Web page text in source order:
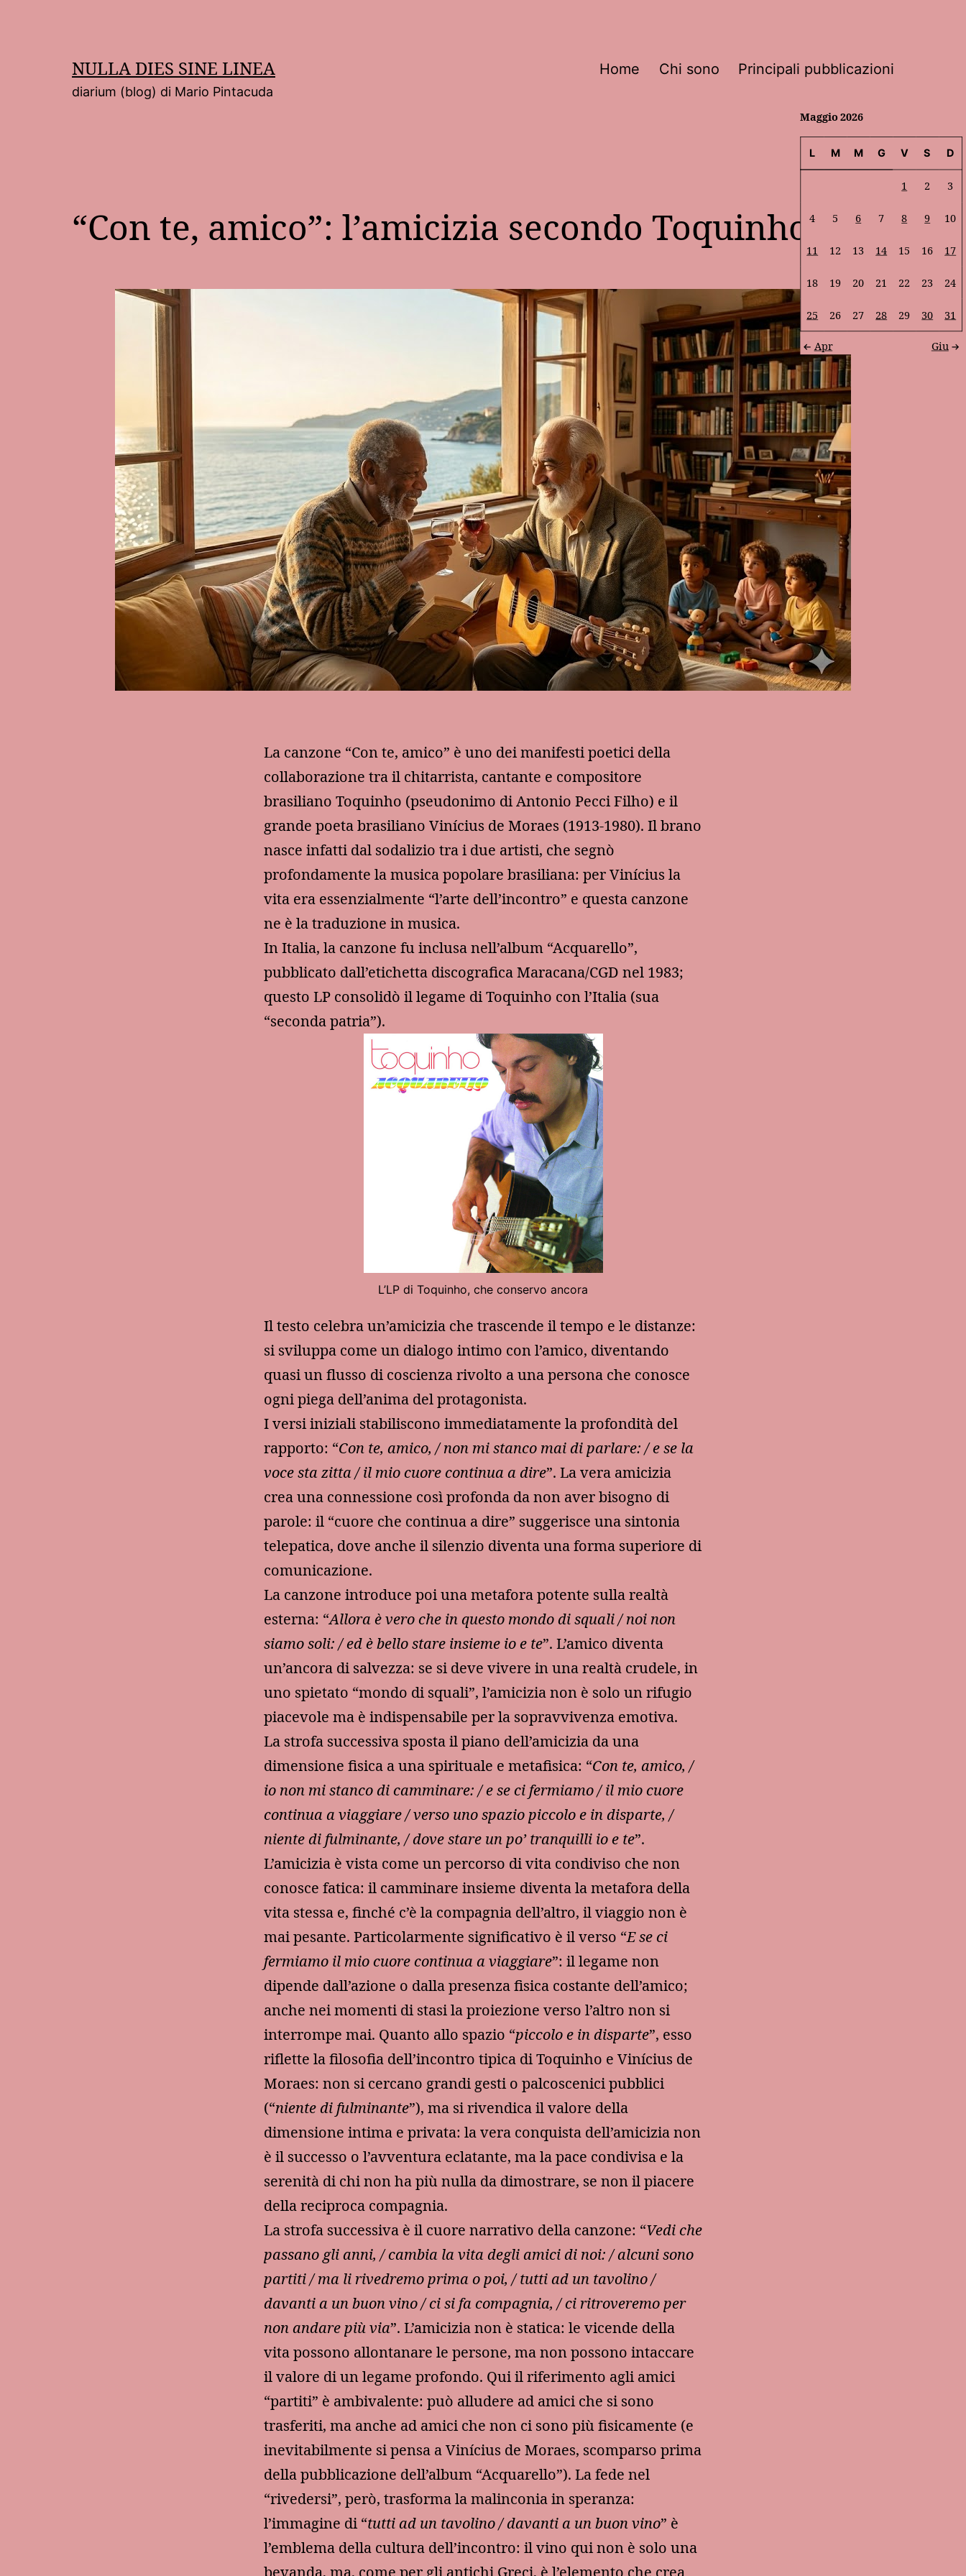
NULLA DIES SINE LINEA
diarium (blog) di Mario Pintacuda
Home Chi sono Principali pubblicazioni
“Con te, amico”: l’amicizia secondo Toquinho
La canzone “Con te, amico” è uno dei manifesti poetici della
collaborazione tra il chitarrista, cantante e compositore
brasiliano Toquinho (pseudonimo di Antonio Pecci Filho) e il
grande poeta brasiliano Vinícius de Moraes (1913-1980). Il brano
nasce infatti dal sodalizio tra i due artisti, che segnò
profondamente la musica popolare brasiliana: per Vinícius la
vita era essenzialmente “l’arte dell’incontro” e questa canzone
ne è la traduzione in musica.
In Italia, la canzone fu inclusa nell’album “Acquarello”,
pubblicato dall’etichetta discografica Maracana/CGD nel 1983;
questo LP consolidò il legame di Toquinho con l’Italia (sua
“seconda patria”).
L’LP di Toquinho, che conservo ancora
Il testo celebra un’amicizia che trascende il tempo e le distanze:
si sviluppa come un dialogo intimo con l’amico, diventando
quasi un flusso di coscienza rivolto a una persona che conosce
ogni piega dell’anima del protagonista.
I versi iniziali stabiliscono immediatamente la profondità del
rapporto: “Con te, amico, / non mi stanco mai di parlare: / e se la
voce sta zitta / il mio cuore continua a dire”. La vera amicizia
crea una connessione così profonda da non aver bisogno di
parole: il “cuore che continua a dire” suggerisce una sintonia
telepatica, dove anche il silenzio diventa una forma superiore di
comunicazione.
La canzone introduce poi una metafora potente sulla realtà
esterna: “Allora è vero che in questo mondo di squali / noi non
siamo soli: / ed è bello stare insieme io e te”. L’amico diventa
un’ancora di salvezza: se si deve vivere in una realtà crudele, in
uno spietato “mondo di squali”, l’amicizia non è solo un rifugio
piacevole ma è indispensabile per la sopravvivenza emotiva.
La strofa successiva sposta il piano dell’amicizia da una
dimensione fisica a una spirituale e metafisica: “Con te, amico, /
io non mi stanco di camminare: / e se ci fermiamo / il mio cuore
continua a viaggiare / verso uno spazio piccolo e in disparte, /
niente di fulminante, / dove stare un po’ tranquilli io e te”.
L’amicizia è vista come un percorso di vita condiviso che non
conosce fatica: il camminare insieme diventa la metafora della
vita stessa e, finché c’è la compagnia dell’altro, il viaggio non è
mai pesante. Particolarmente significativo è il verso “E se ci
fermiamo il mio cuore continua a viaggiare”: il legame non
dipende dall’azione o dalla presenza fisica costante dell’amico;
anche nei momenti di stasi la proiezione verso l’altro non si
interrompe mai. Quanto allo spazio “piccolo e in disparte”, esso
riflette la filosofia dell’incontro tipica di Toquinho e Vinícius de
Moraes: non si cercano grandi gesti o palcoscenici pubblici
(“niente di fulminante”), ma si rivendica il valore della
dimensione intima e privata: la vera conquista dell’amicizia non
è il successo o l’avventura eclatante, ma la pace condivisa e la
serenità di chi non ha più nulla da dimostrare, se non il piacere
della reciproca compagnia.
La strofa successiva è il cuore narrativo della canzone: “Vedi che
passano gli anni, / cambia la vita degli amici di noi: / alcuni sono
partiti / ma li rivedremo prima o poi, / tutti ad un tavolino /
davanti a un buon vino / ci si fa compagnia, / ci ritroveremo per
non andare più via”. L’amicizia non è statica: le vicende della
vita possono allontanare le persone, ma non possono intaccare
il valore di un legame profondo. Qui il riferimento agli amici
“partiti” è ambivalente: può alludere ad amici che si sono
trasferiti, ma anche ad amici che non ci sono più fisicamente (e
inevitabilmente si pensa a Vinícius de Moraes, scomparso prima
della pubblicazione dell’album “Acquarello”). La fede nel
“rivedersi”, però, trasforma la malinconia in speranza:
l’immagine di “tutti ad un tavolino / davanti a un buon vino” è
l’emblema della cultura dell’incontro: il vino qui non è solo una
Maggio 2026
L M M G V S D
1 2 3
4 5 6 7 8 9 10
11 12 13 14 15 16 17
18 19 20 21 22 23 24
25 26 27 28 29 30 31
Apr Giu